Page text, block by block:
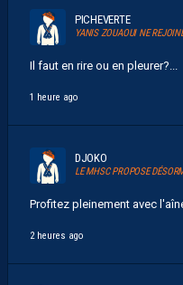
PICHEVERTE
YANIS ZOUAOUI NE
Il faut en rire ou en pleurer?...
1 heure ago
DJOKO
Profitez pleinement avec
2 heures ago